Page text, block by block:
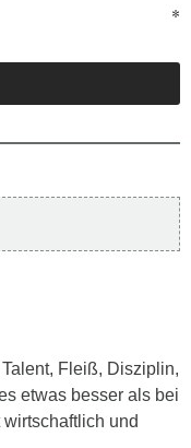
Fleiß, Disziplin,
etwas besser als bei
und